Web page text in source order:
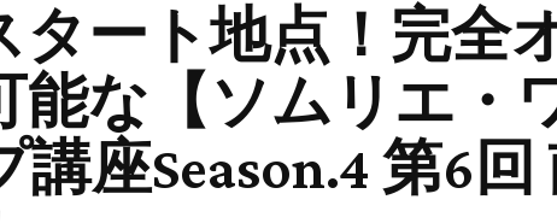
タート地点！完全
能な【ソムリエ・
座Season.4 第6